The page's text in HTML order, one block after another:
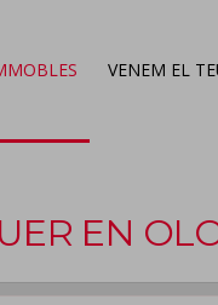
VENEM EL
EN